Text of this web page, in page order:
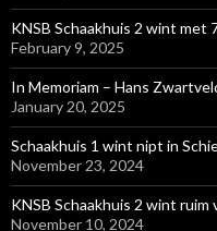
KNSB Schaakhuis 2 wint met
February 9, 2025
In Memoriam – Hans
January 20, 2025
Schaakhuis 1 wint nipt in
November 23, 2024
KNSB Schaakhuis 2 wint
November 10, 2024